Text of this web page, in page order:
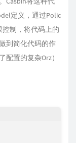
定义，通过Polic
制，将代码上的
到简化代码的作
置的复杂Orz）